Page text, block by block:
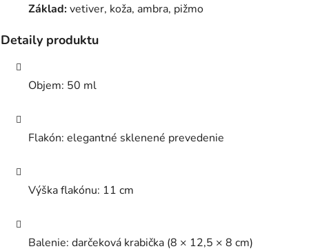
Základ:vetiver, koža, ambra, pižmo
Detaily produktu
Objem: 50 ml
Flakón: elegantné sklenené prevedenie
Výška flakónu: 11 cm
Balenie: darčeková krabička (8 × 12,5 × 8 cm)